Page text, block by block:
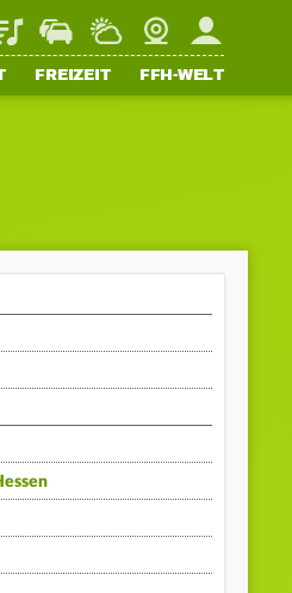
StaupilotWetterWebcamMein FFH
FREIZEIT FFH-WELT